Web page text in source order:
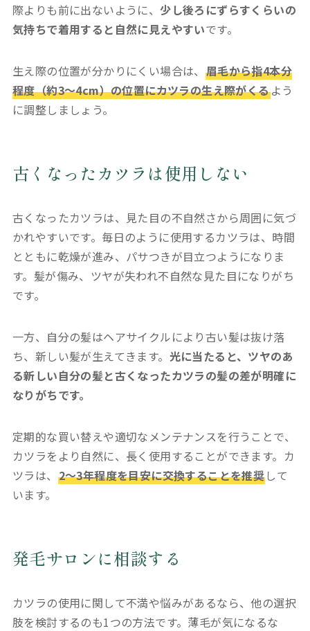
際よりも前に出ないように、 少し後ろにずらすくらいの
気持ちで着用すると自然に見えやすいです。
生え際の位置が分かりにくい場合は、 眉毛から指4本分
程度（約3〜4cm）の位置にカツラの生え際がくるよう
に調整しましょう。
古くなったカツラは使用しない
古くなったカツラは、見た目の不自然さから周囲に気づ
かれやすいです。毎日のように使用するカツラは、時間
とともに乾燥が進み、パサつきが目立つようになりま
す。髪が傷み、ツヤが失われ不自然な見た目になりがち
です。
一方、自分の髪はヘアサイクルにより古い髪は抜け落
ち、新しい髪が生えてきます。 光に当たると、ツヤのあ
る新しい自分の髪と古くなったカツラの髪の差が明確に
なりがちです。
定期的な買い替えや適切なメンテナンスを行うことで、
カツラをより自然に、長く使用することができます。カ
ツラは、 2〜3年程度を目安に交換することを推奨 して
います。
発毛サロンに相談する
カツラの使用に関して不満や悩みがあるなら、他の選択
肢を検討するのも1つの方法です。薄毛が気になるな